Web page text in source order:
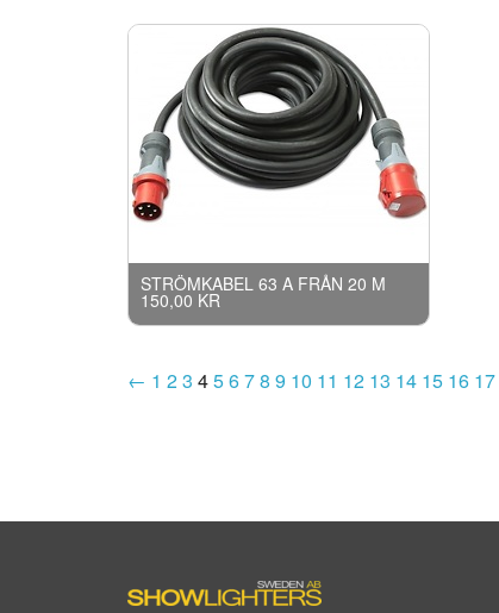
STRÖMKABEL 63 A FRÅN 20 M
150,00 KR
← 1 23 45678 9 10 11 12 13 14 15 16 17